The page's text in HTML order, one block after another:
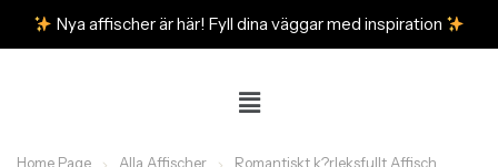
Nya affischer är här! Fyll dina väggar med inspiration
Home Page Alla Affischer Romantiskt k?rleksfullt Affisch